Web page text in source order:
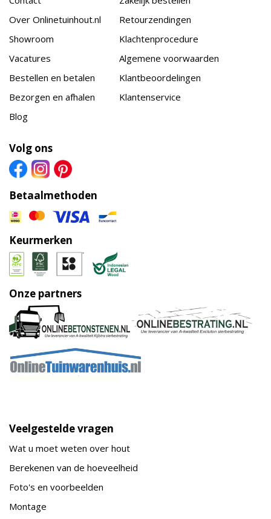
Over Onlinetuinhout.nl
Showroom
Vacatures
Bestellen en betalen
Bezorgen en afhalen
Blog
Retourzendingen
Klachtenprocedure
Algemene voorwaarden
Klantbeoordelingen
Klantenservice
Volg ons
Betaalmethoden
Keurmerken
Onze partners
Veelgestelde vragen
Wat u moet weten over hout
Berekenen van de hoeveelheid
Foto's en voorbeelden
Montage